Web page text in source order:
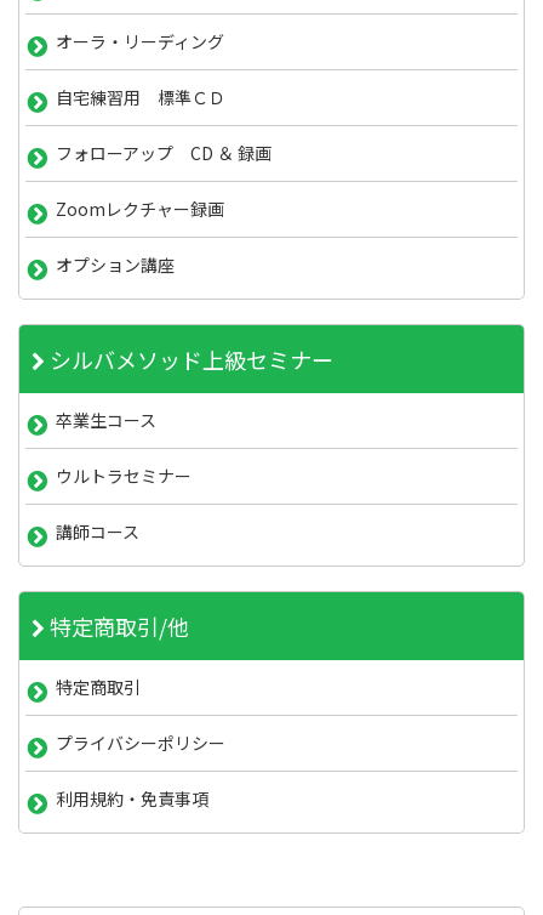
オーラ・リーディング
自宅練習用 標準ＣＤ
フォローアップ CD ＆ 録画
Zoomレクチャー録画
オプション講座
シルバメソッド上級セミナー
卒業生コース
ウルトラセミナー
講師コース
特定商取引/他
特定商取引
プライバシーポリシー
利用規約・免責事項